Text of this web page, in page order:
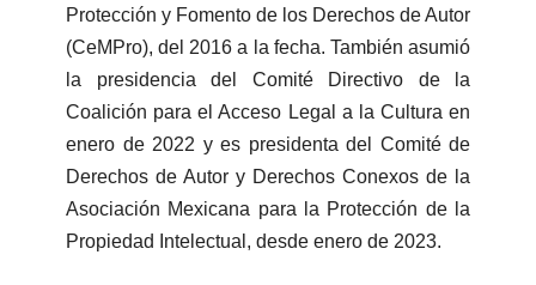
Protección y Fomento de los Derechos de Autor
(CeMPro), del 2016 a la fecha. También asumió
la presidencia del Comité Directivo de la
Coalición para el Acceso Legal a la Cultura en
enero de 2022 y es presidenta del Comité de
Derechos de Autor y Derechos Conexos de la
Asociación Mexicana para la Protección de la
Propiedad Intelectual, desde enero de 2023.